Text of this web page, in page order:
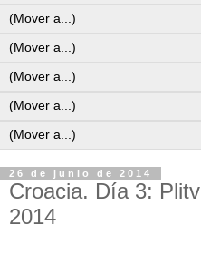
26 de junio de 2014
Croacia. Día 3:
2014